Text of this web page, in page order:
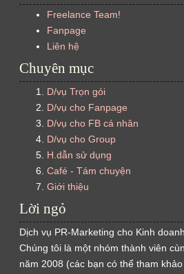
Freelance Team!
Fanpage
Liên hệ
Chuyên mục
D/vụ Trọn gói
D/vụ cho Fanpage
D/vụ cho FB cá nhân
D/vụ cho Group
H.dẫn sử dụng
Café - Tám chuyện
Giới thiệu
Lời ngỏ
Dịch vụ PR-Marketing cho Kinh
Chúng tôi là một nhóm thành viên
năm 2008 (các bạn có thể tham